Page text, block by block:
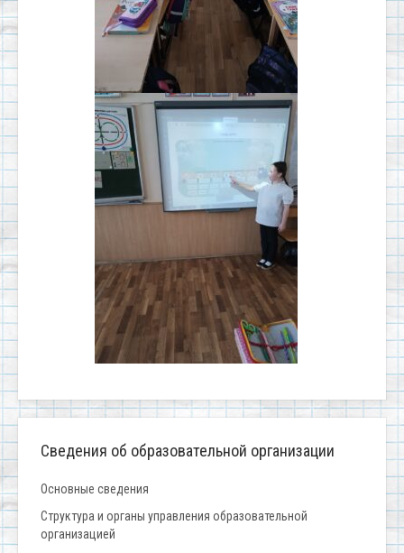
Сведения об образовательной организации
Основные сведения
Структура и органы управления образовательной
организацией